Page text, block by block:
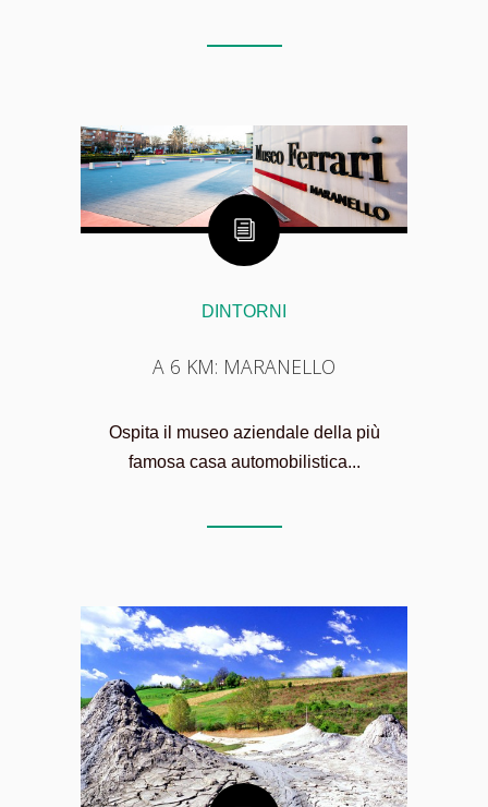
DINTORNI
A 6 KM: MARANELLO
Ospita il museo aziendale della più
famosa casa automobilistica...